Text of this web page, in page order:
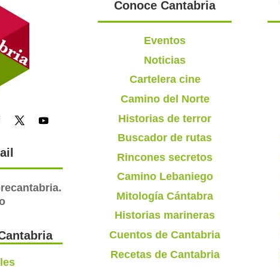
Conoce Cantabria
Eventos
Noticias
Cartelera cine
Camino del Norte
Historias de terror
Buscador de rutas
Rincones secretos
Camino Lebaniego
Mitología Cántabra
Historias marineras
Cuentos de Cantabria
Recetas de Cantabria